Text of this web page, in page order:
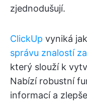
zjednodušují.
ClickUp vyniká
správu znalostí
který slouží k
Nabízí robustní
informací a